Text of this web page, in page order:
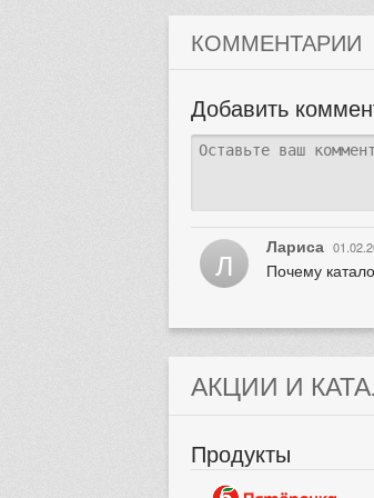
КОММЕНТАРИИ
Добавить
Л Лариса
Почему
АКЦИИ И
Продукты